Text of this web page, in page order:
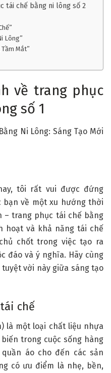
tái chế bằng ni lông số 2
Lông”
Mắt”
về trang phục
số 1
Ni Lông: Sáng Tạo Mới
tôi rất vui được đứng
về một xu hướng thời
– trang phục tái chế bằng
hoạt và khả năng tái chế
chốt trong việc tạo ra
đáo và ý nghĩa. Hãy cùng
vời này giữa sáng tạo
chế
là một loại chất liệu nhựa
trong cuộc sống hàng
áo cho đến các sản
có ưu điểm là nhẹ, bền,